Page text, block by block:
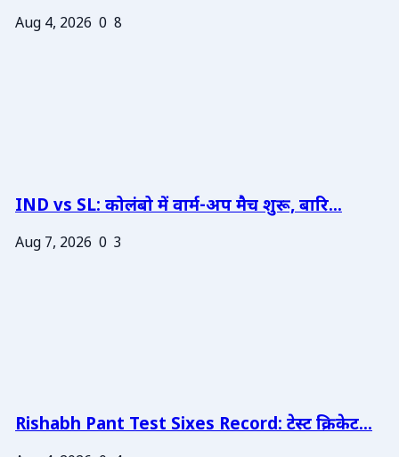
Aug 4, 2026 0 8
IND vs SL: कोलंबो में वार्म-अप मैच शुरू, बारि...
Aug 7, 2026 0 3
Rishabh Pant Test Sixes Record: टेस्ट क्रिकेट...